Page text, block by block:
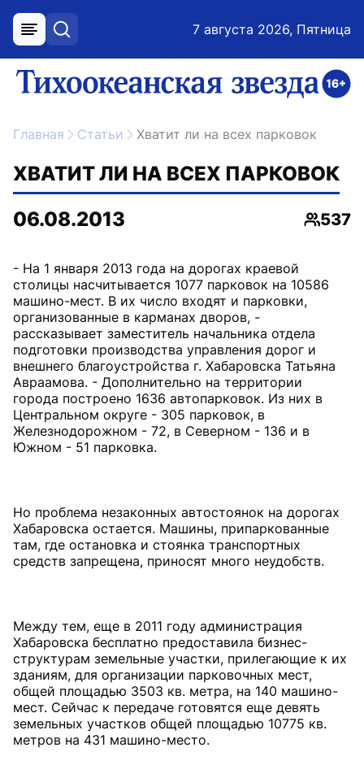
меню поиск 7 августа 2026, Пятница
ссылка на главную
Главная Статьи Хватит ли на всех парковок
ХВАТИТ ЛИ НА ВСЕХ ПАРКОВОК
06.08.2013
537
- На 1 января 2013 года на дорогах краевой
столицы насчитывается 1077 парковок на 10586
машино-мест. В их число входят и парковки,
организованные в карманах дворов, -
рассказывает заместитель начальника отдела
подготовки производства управления дорог и
внешнего благоустройства г. Хабаровска Татьяна
Авраамова. - Дополнительно на территории
города построено 1636 автопарковок. Из них в
Центральном округе - 305 парковок, в
Железнодорожном - 72, в Северном - 136 и в
Южном - 51 парковка.
Но проблема незаконных автостоянок на дорогах
Хабаровска остается. Машины, припаркованные
там, где остановка и стоянка транспортных
средств запрещена, приносят много неудобств.
Между тем, еще в 2011 году администрация
Хабаровска бесплатно предоставила бизнес-
структурам земельные участки, прилегающие к их
зданиям, для организации парковочных мест,
общей площадью 3503 кв. метра, на 140 машино-
мест. Сейчас к передаче готовятся еще девять
земельных участков общей площадью 10775 кв.
метров на 431 машино-место.